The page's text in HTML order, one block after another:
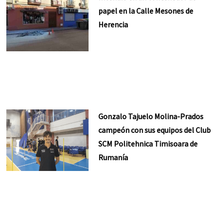
papel en la Calle Mesones de
Herencia
Gonzalo Tajuelo Molina-Prados
campeón con sus equipos del Club
SCM Politehnica Timisoara de
Rumanía